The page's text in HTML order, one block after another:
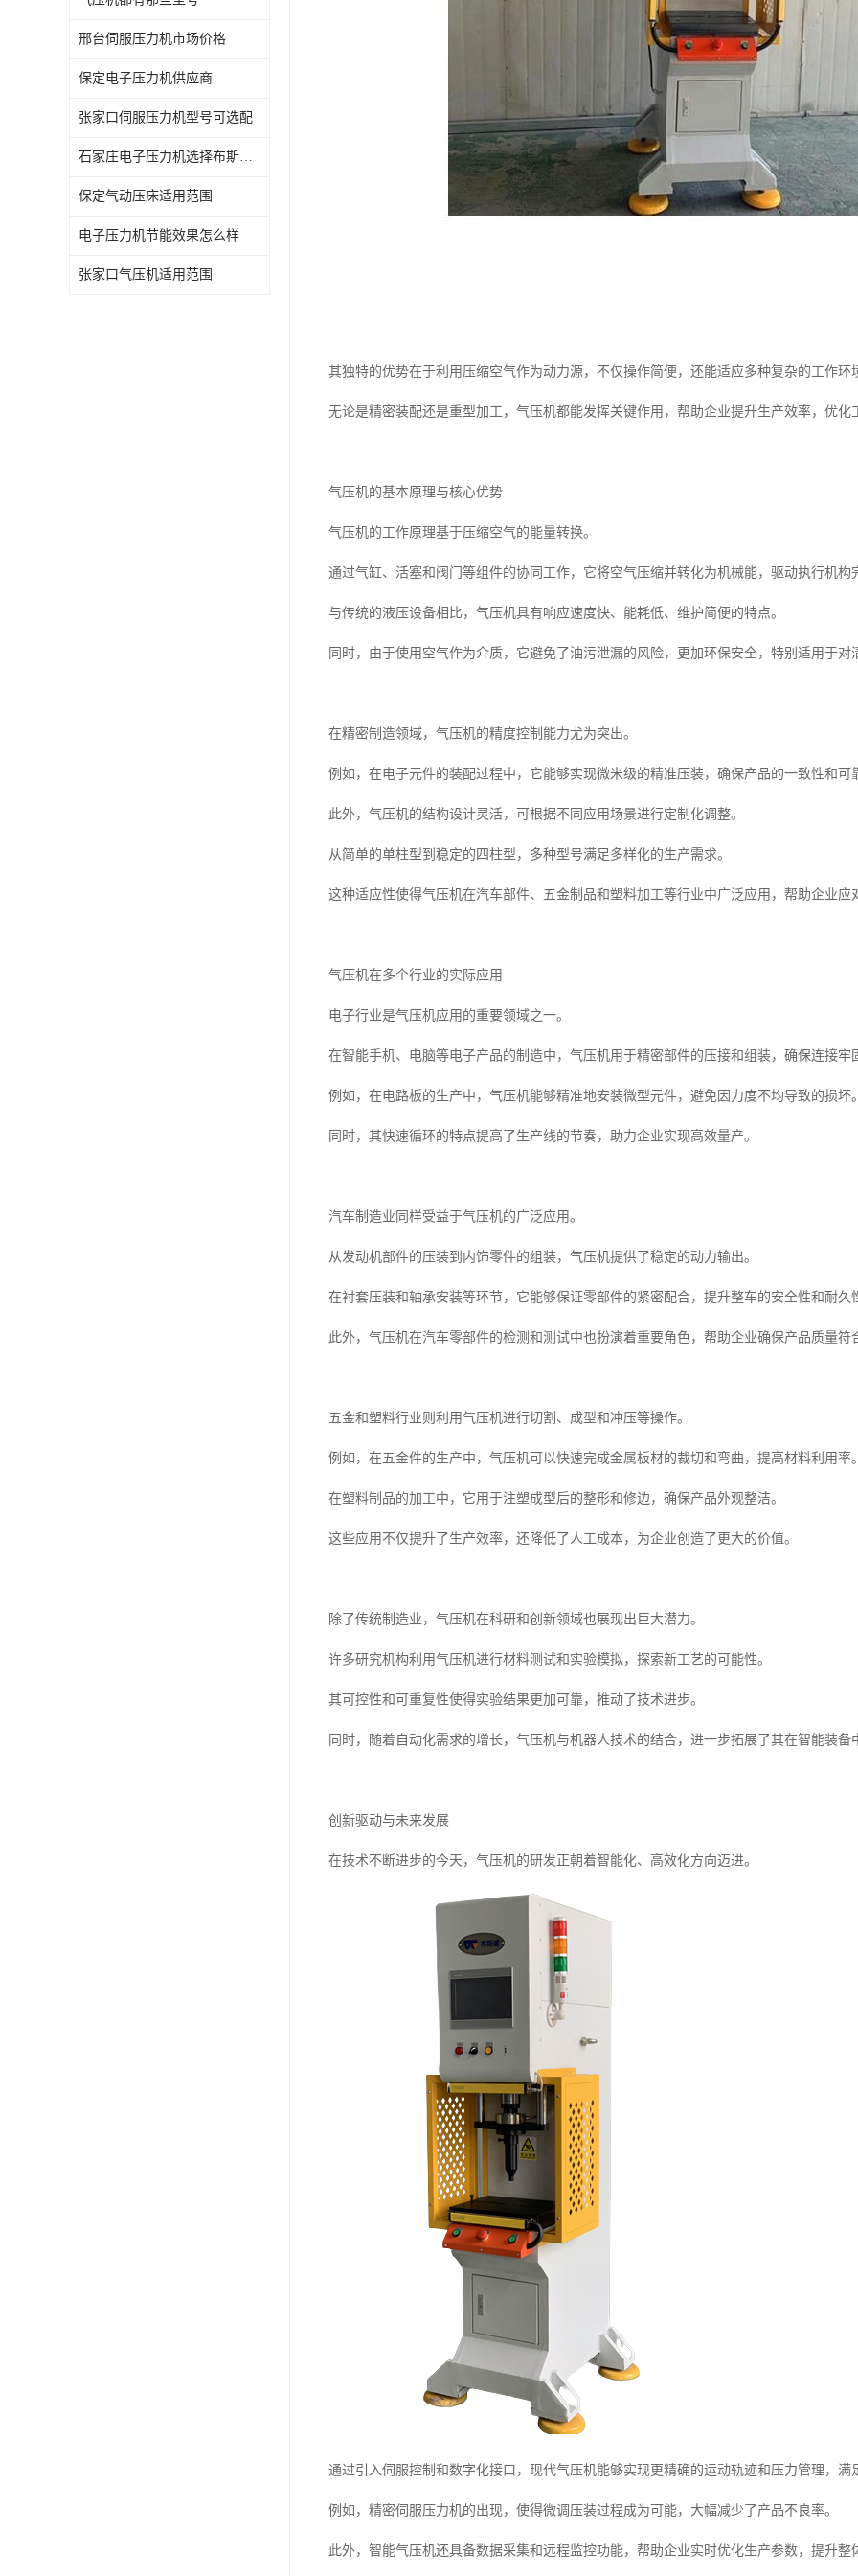
邢台伺服压力机市场价格
保定电子压力机供应商
张家口伺服压力机型号可选配
石家庄电子压力机选择布斯威机械更有保障
保定气动压床适用范围
电子压力机节能效果怎么样
张家口气压机适用范围
其独特的优势在于利用压缩空气作为动力源，不仅操作简便，还能适应多种复杂的工作环
无论是精密装配还是重型加工，气压机都能发挥关键作用，帮助企业提升生产效率，优化
气压机的基本原理与核心优势
气压机的工作原理基于压缩空气的能量转换。
通过气缸、活塞和阀门等组件的协同工作，它将空气压缩并转化为机械能，驱动执行机构
与传统的液压设备相比，气压机具有响应速度快、能耗低、维护简便的特点。
同时，由于使用空气作为介质，它避免了油污泄漏的风险，更加环保安全，特别适用于对
在精密制造领域，气压机的精度控制能力尤为突出。
例如，在电子元件的装配过程中，它能够实现微米级的精准压装，确保产品的一致性和可
此外，气压机的结构设计灵活，可根据不同应用场景进行定制化调整。
从简单的单柱型到稳定的四柱型，多种型号满足多样化的生产需求。
这种适应性使得气压机在汽车部件、五金制品和塑料加工等行业中广泛应用，帮助企业应
气压机在多个行业的实际应用
电子行业是气压机应用的重要领域之一。
在智能手机、电脑等电子产品的制造中，气压机用于精密部件的压接和组装，确保连接牢
例如，在电路板的生产中，气压机能够精准地安装微型元件，避免因力度不均导致的损坏。
同时，其快速循环的特点提高了生产线的节奏，助力企业实现高效量产。
汽车制造业同样受益于气压机的广泛应用。
从发动机部件的压装到内饰零件的组装，气压机提供了稳定的动力输出。
在衬套压装和轴承安装等环节，它能够保证零部件的紧密配合，提升整车的安全性和耐久
此外，气压机在汽车零部件的检测和测试中也扮演着重要角色，帮助企业确保产品质量符
五金和塑料行业则利用气压机进行切割、成型和冲压等操作。
例如，在五金件的生产中，气压机可以快速完成金属板材的裁切和弯曲，提高材料利用率。
在塑料制品的加工中，它用于注塑成型后的整形和修边，确保产品外观整洁。
这些应用不仅提升了生产效率，还降低了人工成本，为企业创造了更大的价值。
除了传统制造业，气压机在科研和创新领域也展现出巨大潜力。
许多研究机构利用气压机进行材料测试和实验模拟，探索新工艺的可能性。
其可控性和可重复性使得实验结果更加可靠，推动了技术进步。
同时，随着自动化需求的增长，气压机与机器人技术的结合，进一步拓展了其在智能装备
创新驱动与未来发展
在技术不断进步的今天，气压机的研发正朝着智能化、高效化方向迈进。
通过引入伺服控制和数字化接口，现代气压机能够实现更精确的运动轨迹和压力管理，满
例如，精密伺服压力机的出现，使得微调压装过程成为可能，大幅减少了产品不良率。
此外，智能气压机还具备数据采集和远程监控功能，帮助企业实时优化生产参数，提升整